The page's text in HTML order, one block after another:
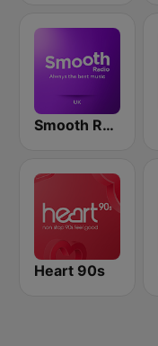
Smooth Radio UK
Heart 90s